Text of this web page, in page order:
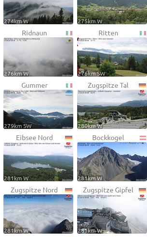
274km W 275km W
Ridnaun
276km W
Ritten
276km SW
Gummer
279km SW
Zugspitze Tal
280km W
Eibsee Nord
281km W
Bockkogel
281km W
Zugspitze Nord
281km W
Zugspitze Gipfel
281km W